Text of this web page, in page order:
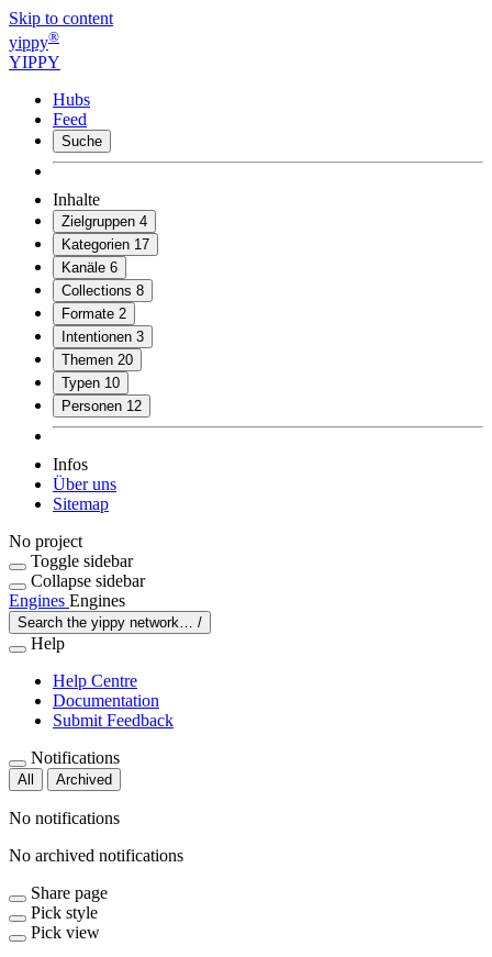
Skip to content
yippy®
YIPPY
Hubs
Feed
Suche
Inhalte
Zielgruppen 4
Kategorien 17
Kanäle 6
Collections 8
Formate 2
Intentionen 3
Themen 20
Typen 10
Personen 12
Infos
Über uns
Sitemap
No project
Toggle sidebar
Collapse sidebar
Engines Engines
Search the yippy network… /
Help
Help Centre
Documentation
Submit Feedback
Notifications
All Archived
No notifications
No archived notifications
Share page
Pick style
Pick view